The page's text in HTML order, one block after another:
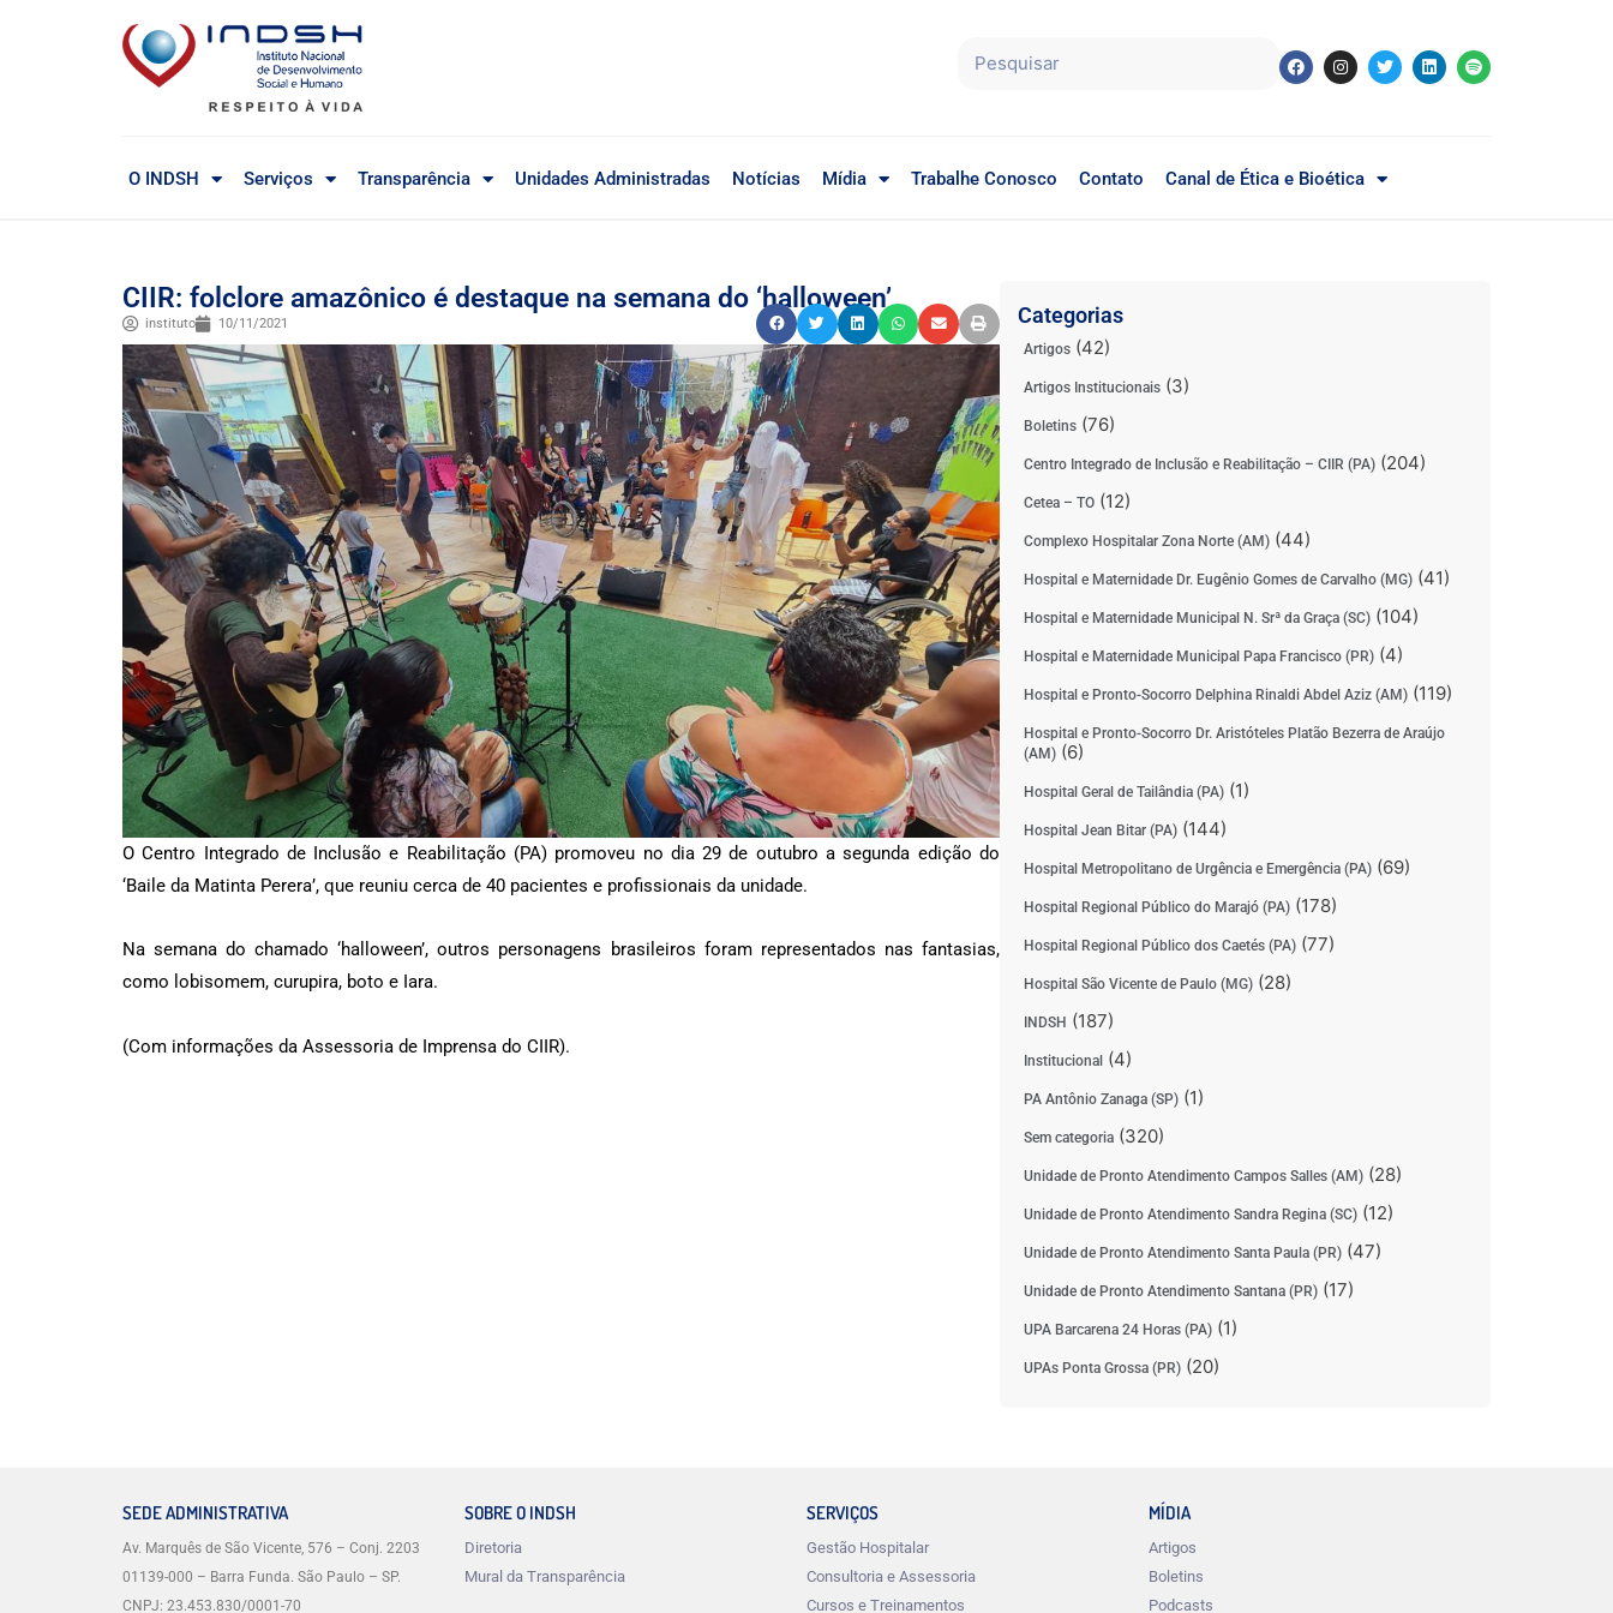
O INDSH Serviços Transparência Unidades Administradas Notícias Mídia Trabalhe Conosco Contato Canal de Ética e Bioética
CIIR: folclore amazônico é destaque na semana do ‘halloween’
instituto 10/11/2021
O Centro Integrado de Inclusão e Reabilitação (PA) promoveu no dia 29 de outubro a segunda edição do
‘Baile da Matinta Perera’, que reuniu cerca de 40 pacientes e profissionais da unidade.
Na semana do chamado ‘halloween’, outros personagens brasileiros foram representados nas fantasias,
como lobisomem, curupira, boto e Iara.
(Com informações da Assessoria de Imprensa do CIIR).
Categorias
Artigos(42)
Artigos Institucionais(3)
Boletins(76)
Centro Integrado de Inclusão e Reabilitação – CIIR (PA)(204)
Cetea – TO(12)
Complexo Hospitalar Zona Norte (AM)(44)
Hospital e Maternidade Dr. Eugênio Gomes de Carvalho (MG)(41)
Hospital e Maternidade Municipal N. Srª da Graça (SC)(104)
Hospital e Maternidade Municipal Papa Francisco (PR)(4)
Hospital e Pronto-Socorro Delphina Rinaldi Abdel Aziz (AM)(119)
Hospital e Pronto-Socorro Dr. Aristóteles Platão Bezerra de Araújo
(AM)(6)
Hospital Geral de Tailândia (PA)(1)
Hospital Jean Bitar (PA)(144)
Hospital Metropolitano de Urgência e Emergência (PA)(69)
Hospital Regional Público do Marajó (PA)(178)
Hospital Regional Público dos Caetés (PA)(77)
Hospital São Vicente de Paulo (MG)(28)
INDSH (187)
Institucional(4)
PA Antônio Zanaga (SP)(1)
Sem categoria(320)
Unidade de Pronto Atendimento Campos Salles (AM)(28)
Unidade de Pronto Atendimento Sandra Regina (SC)(12)
Unidade de Pronto Atendimento Santa Paula (PR)(47)
Unidade de Pronto Atendimento Santana (PR)(17)
UPA Barcarena 24 Horas (PA)(1)
UPAs Ponta Grossa (PR)(20)
SEDE ADMINISTRATIVA
Av. Marquês de São Vicente, 576 – Conj. 2203
01139-000 – Barra Funda. São Paulo – SP.
CNPJ: 23.453.830/0001-70
SOBRE O INDSH
Diretoria
Mural da Transparência
SERVIÇOS
Gestão Hospitalar
Consultoria e Assessoria
Cursos e Treinamentos
MÍDIA
Artigos
Boletins
Podcasts